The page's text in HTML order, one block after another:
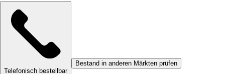
Telefonisch bestellbar
Bestand in anderen Märkten prüfen